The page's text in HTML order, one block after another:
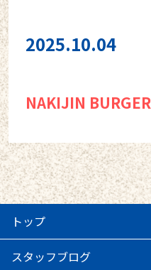
2025.10.04
NAKIJIN BURGER
トップ
スタッフブログ